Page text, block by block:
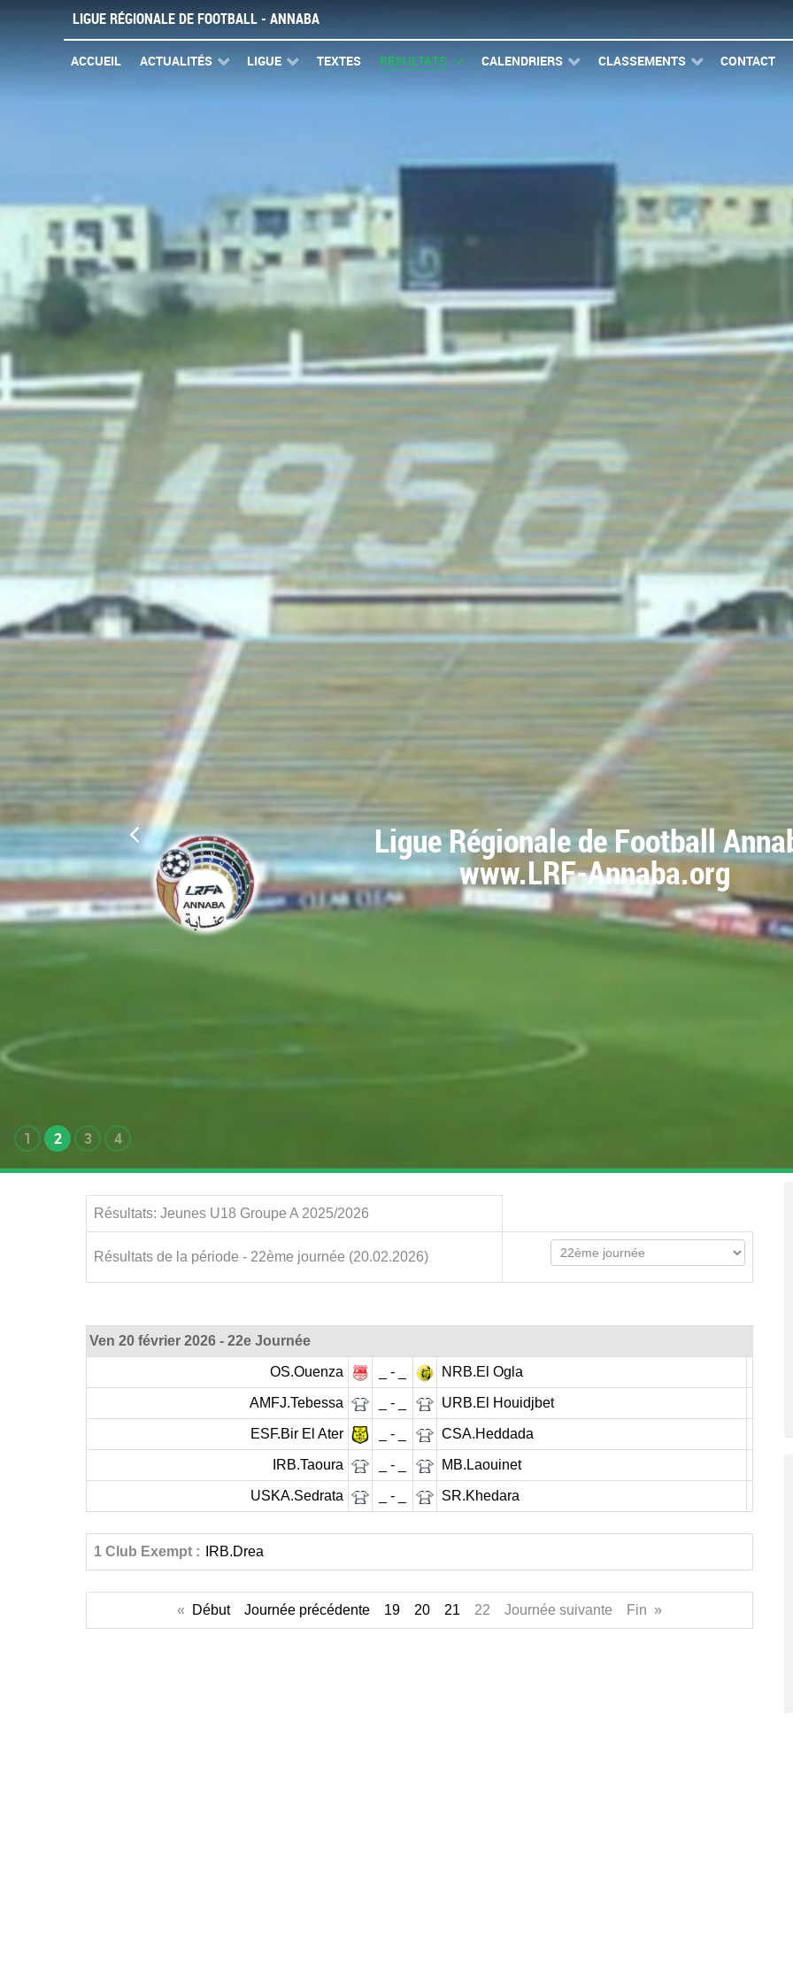
LIGUE RÉGIONALE DE FOOTBALL - ANNABA
ACCUEIL ACTUALITÉS LIGUE TEXTES RÉSULTATS CALENDRIERS CLASSEMENTS CONTACT
Ligue Régionale de Football
www.LRF-Annaba.org
1 2 3 4
Résultats: Jeunes U18 Groupe A 2025/2026
Résultats de la période - 22ème journée (20.02.2026)
Ven 20 février 2026 - 22e Journée
OS.Ouenza _ - _ NRB.El Ogla
AMFJ.Tebessa _ - _ URB.El Houidjbet
ESF.Bir El Ater _ - _ CSA.Heddada
IRB.Taoura _ - _ MB.Laouinet
USKA.Sedrata _ - _ SR.Khedara
1 Club Exempt : IRB.Drea
« Début Journée précédente 19 20 21 22 Journée suivante Fin »